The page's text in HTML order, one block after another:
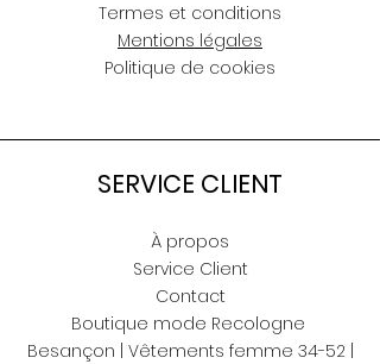
Termes et conditions
Mentions légales
Politique de cookies
SERVICE CLIENT
À propos
Service Client
Contact
Boutique mode Recologne
Besançon | Vêtements femme 34-52 |